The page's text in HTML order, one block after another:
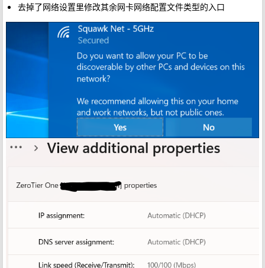
去掉了网络设置里修改其余网卡网络配置文件类型的入口